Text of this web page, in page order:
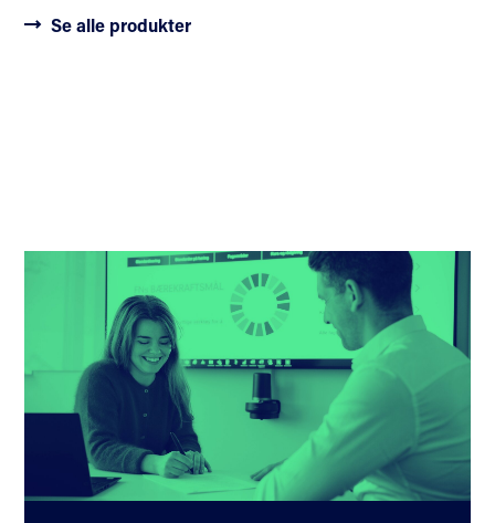
Se alle produkter